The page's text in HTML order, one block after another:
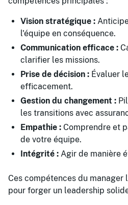
Vision stratégique :
l'équipe en conséquence.
Communication efficace :
clarifier les missions.
Prise de décision : Évaluer
efficacement.
Gestion du changement :
les transitions avec
Empathie : Comprendre et
de votre équipe.
Intégrité : Agir de manière
Ces compétences du manager
pour forger un leadership